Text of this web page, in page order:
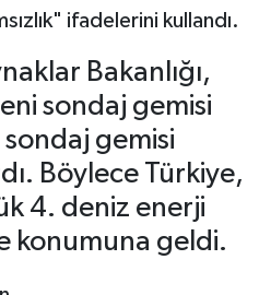
ifadelerini kullandı.
Bakanlığı,
sondaj gemisi
gemisi
Böylece Türkiye,
4. deniz enerji
konumuna geldi.